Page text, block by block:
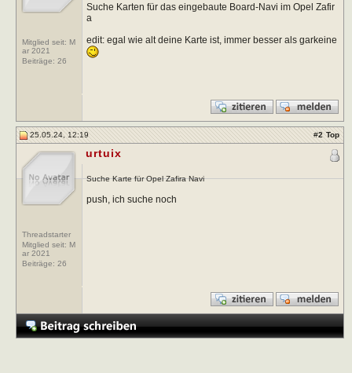
Mitglied seit: M
ar 2021
Beiträge: 26
Suche Karten für das eingebaute Board-Navi im Opel Zafir
a
edit: egal wie alt deine Karte ist, immer besser als garkeine
25.05.24, 12:19 #2 Top
Threadstarter
Mitglied seit: M
ar 2021
Beiträge: 26
urtuix
Suche Karte für Opel Zafira Navi
push, ich suche noch